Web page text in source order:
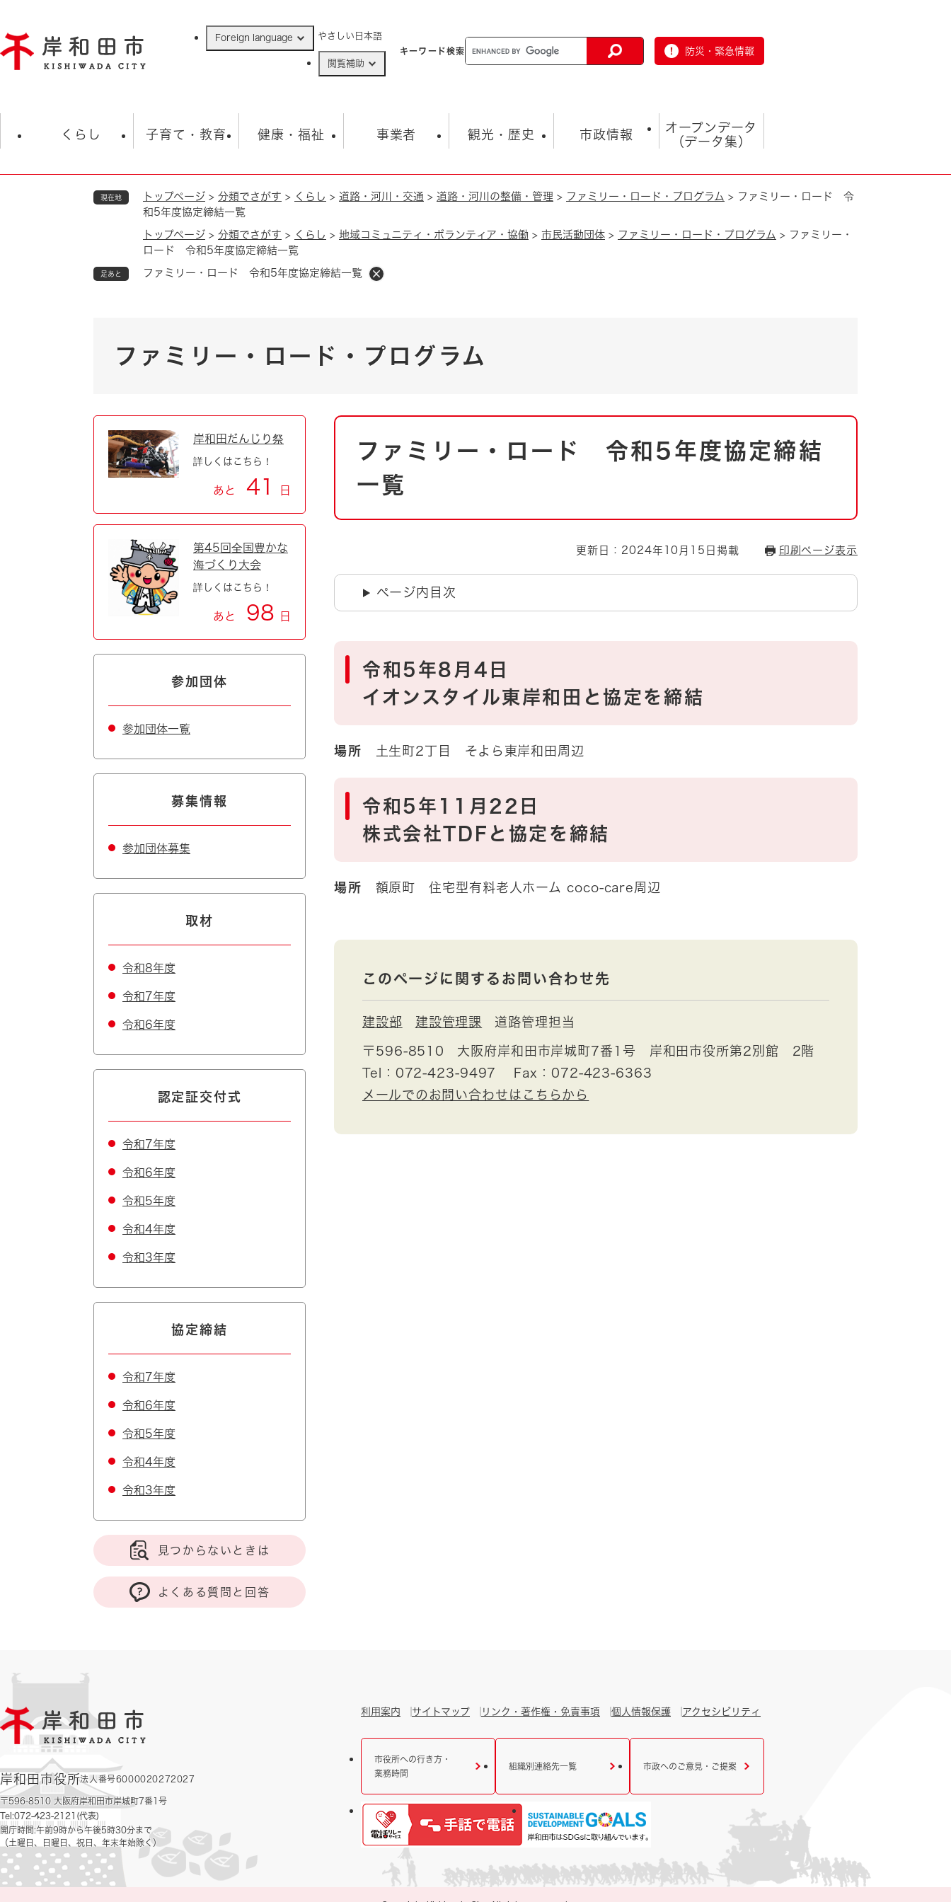
ジ
の
Foreign language やさしい日本語
閲覧補助
キーワード検索 防災・緊急情報
くらし
住民票・戸籍
保険・年金
おくやみ
道路・河川・交通 まちづくり
とじる
子育て・教育
学校 子育て
健康・福祉
福祉・健康・生活 生涯学習・スポーツ
事業者
入札・契約情報 まちづくり・協働
産業振興 税金
観光・歴史
観光 観光スポット
歴史 動画情報
市政情報
市の概要 総合計画
行財政 人権・平和
オープンデータ
（データ集）
オープンデータ
現在地 トップページ > 分類でさがす > くらし > 道路・河川・交通 > 道路・河川の整備・管理 > ファミリー・ロード・プログラム > ファミリー・ロード 令
和5年度協定締結一覧
トップページ > 分類でさがす > くらし > 地域コミュニティ・ボランティア・協働 > 市民活動団体 > ファミリー・ロード・プログラム > ファミリー・
ロード 令和5年度協定締結一覧
足あと ファミリー・ロード 令和5年度協定締結一覧
ファミリー・ロード・プログラム
本
ファミリー・ロード 令和5年度協定締結
一覧
更新日：2024年10月15日掲載 印刷ページ表示
ページ内目次
令和5年8月4日
イオンスタイル東岸和田と協定を締結
場所 土生町2丁目 そよら東岸和田周辺
令和5年11月22日
株式会社TDFと協定を締結
場所 額原町 住宅型有料老人ホーム coco-care周辺
このページに関するお問い合わせ先
建設部 建設管理課 道路管理担当
〒596-8510
大阪府岸和田市岸城町7番1号 岸和田市役所第2別館 2階
Tel：072-423-9497
Fax：072-423-6363
メールでのお問い合わせはこちらから
岸和田だんじり祭
詳しくはこちら！
あと 41 日
第45回全国豊かな
海づくり大会
詳しくはこちら！
あと 98 日
参加団体
参加団体一覧
募集情報
参加団体募集
取材
令和8年度
令和7年度
令和6年度
認定証交付式
令和7年度
令和6年度
令和5年度
令和4年度
令和3年度
協定締結
令和7年度
令和6年度
令和5年度
令和4年度
令和3年度
見つからないときは
よくある質問と回答
岸和田市役所法人番号6000020272027
〒596-8510 大阪府岸和田市岸城町7番1号
Tel:072-423-2121(代表)
開庁時間:午前9時から午後5時30分まで
（土曜日、日曜日、祝日、年末年始除く）
利用案内 サイトマップ リンク・著作権・免責事項 個人情報保護 アクセシビリティ
市役所への行き方・
業務時間
組織別連絡先一覧 市政へのご意見・ご提案